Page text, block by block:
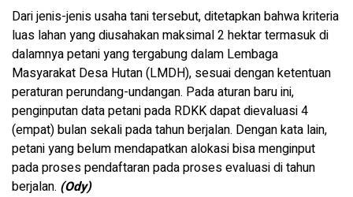
Dari jenis-jenis usaha tani tersebut, ditetapkan bahwa kriteria
luas lahan yang diusahakan maksimal 2 hektar termasuk di
dalamnya petani yang tergabung dalam Lembaga
Masyarakat Desa Hutan (LMDH), sesuai dengan ketentuan
peraturan perundang-undangan. Pada aturan baru ini,
penginputan data petani pada RDKK dapat dievaluasi 4
(empat) bulan sekali pada tahun berjalan. Dengan kata lain,
petani yang belum mendapatkan alokasi bisa menginput
pada proses pendaftaran pada proses evaluasi di tahun
berjalan. (Ody)